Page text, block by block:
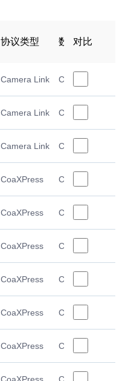
协议类型 数据接口
对比
Camera Link Camera Link
Camera Link Camera Link
Camera Link Camera Link
CoaXPress CoaXPress6
CoaXPress CoaXPress6
CoaXPress CoaXPress12
CoaXPress CoaXPress12
CoaXPress CoaXPress12
CoaXPress CoaXPress12